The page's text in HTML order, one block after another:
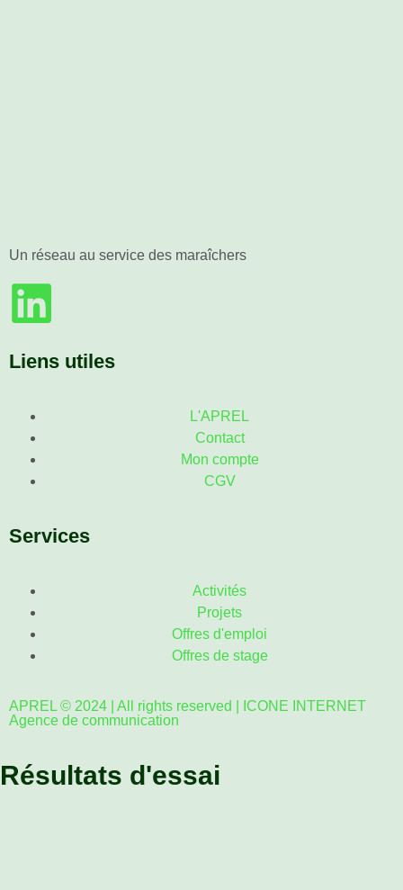
Un réseau au service des maraîchers
Liens utiles
L'APREL
Contact
Mon compte
CGV
Services
Activités
Projets
Offres d'emploi
Offres de stage
APREL © 2024 | All rights reserved | ICONE INTERNET
Agence de communication
Résultats d'essai